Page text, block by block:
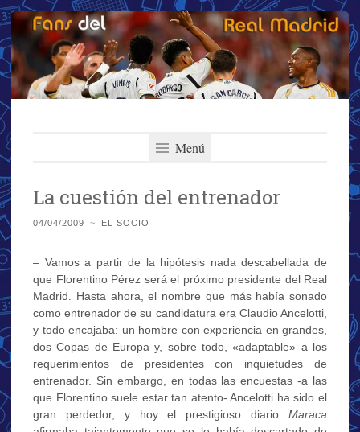
Menú
La cuestión del entrenador
04/04/2009 ~ EL SOCIO
– Vamos a partir de la hipótesis nada descabellada de
que Florentino Pérez será el próximo presidente del Real
Madrid. Hasta ahora, el nombre que más había sonado
como entrenador de su candidatura era Claudio Ancelotti,
y todo encajaba: un hombre con experiencia en grandes,
dos Copas de Europa y, sobre todo, «adaptable» a los
requerimientos de presidentes con inquietudes de
entrenador. Sin embargo, en todas las encuestas -a las
que Florentino suele estar tan atento- Ancelotti ha sido el
gran perdedor, y hoy el prestigioso diario Maraca